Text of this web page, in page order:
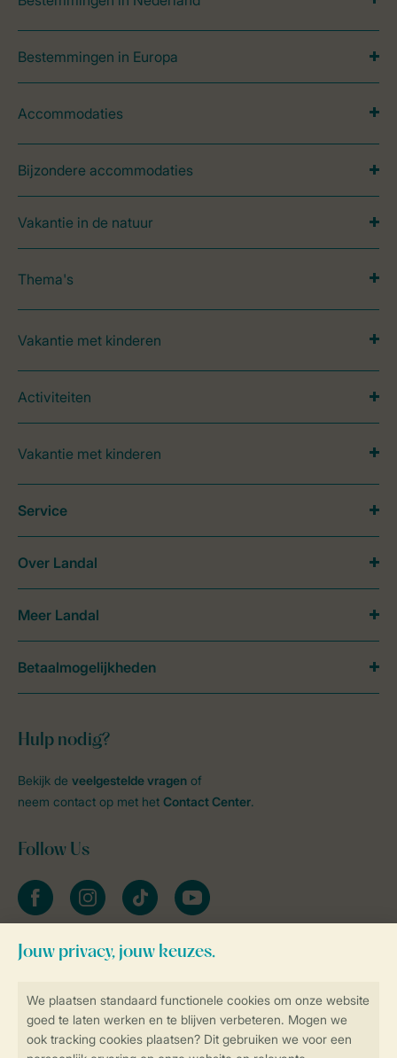
Veilig en snel online boeken
Bestemmingen in Europa
Accommodaties
Bijzondere accommodaties
Vakantie in de natuur
Thema's
Vakantie met kinderen
Activiteiten
Vakantie met kinderen
Hulp nodig?
Bekijk de veelgestelde vragen of
neem contact op met het Contact Center.
Follow Us
facebookinstagramtiktok youtube
Blijf op de hoogte
Service
Over Landal
Meer Landal
Betaalmogelijkheden